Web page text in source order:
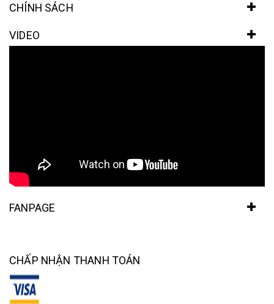
CHÍNH SÁCH
VIDEO
FANPAGE
CHẤP NHẬN THANH TOÁN